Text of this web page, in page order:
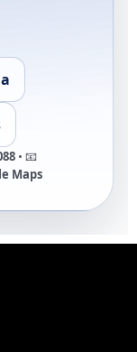
• 📧
Maps